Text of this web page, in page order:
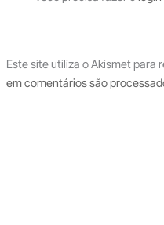
Este site utiliza o Akismet para
em comentários são